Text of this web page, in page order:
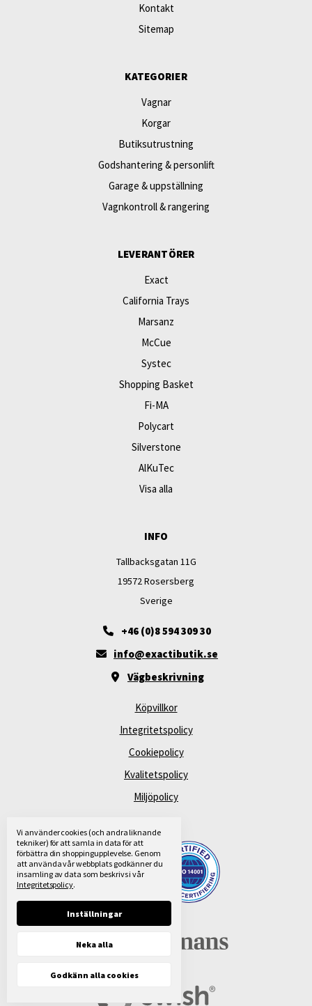
Kontakt
Sitemap
KATEGORIER
Vagnar
Korgar
Butiksutrustning
Godshantering & personlift
Garage & uppställning
Vagnkontroll & rangering
LEVERANTÖRER
Exact
California Trays
Marsanz
McCue
Systec
Shopping Basket
Fi-MA
Polycart
Silverstone
AlKuTec
Visa alla
INFO
Tallbacksgatan 11G
19572 Rosersberg
Sverige
+46 (0)8 594 309 30
info@exactibutik.se
Vägbeskrivning
Köpvillkor
Integritetspolicy
Cookiepolicy
Kvalitetspolicy
Miljöpolicy
Vi använder cookies (och andra liknande
tekniker) för att samla in data för att
förbättra din shoppingupplevelse. Genom
att använda vår webbplats godkänner du
insamling av data som beskrivs i vår
Integritetspolicy.
Inställningar
Neka alla
Godkänn alla cookies